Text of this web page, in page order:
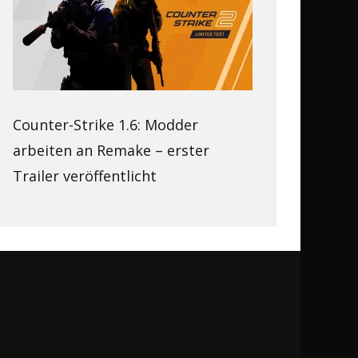
Counter-Strike 1.6: Modder
arbeiten an Remake – erster
Trailer veröffentlicht